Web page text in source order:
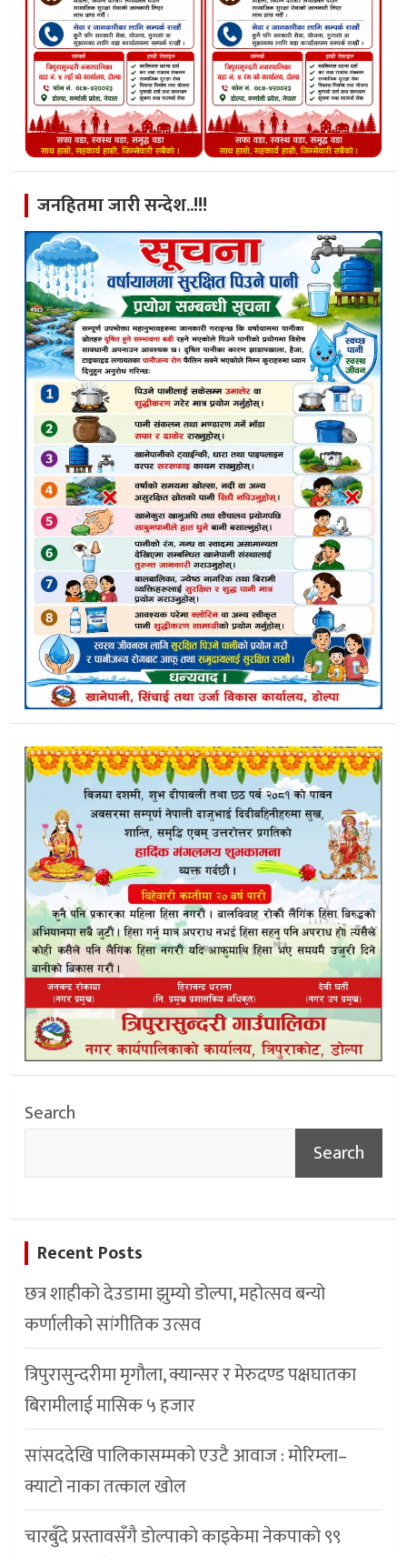
जनहितमा जारी सन्देश..!!!
Search
Search
Recent Posts
छत्र शाहीको देउडामा झुम्यो डोल्पा, महोत्सव बन्यो
कर्णालीको सांगीतिक उत्सव
त्रिपुरासुन्दरीमा मृगौला, क्यान्सर र मेरुदण्ड पक्षघातका
बिरामीलाई मासिक ५ हजार
सांसददेखि पालिकासम्मको एउटै आवाज : मोरिम्ला–
क्याटो नाका तत्काल खोल
चारबुँदे प्रस्तावसँगै डाेल्पाकाे काइकेमा नेकपाकाे ९९